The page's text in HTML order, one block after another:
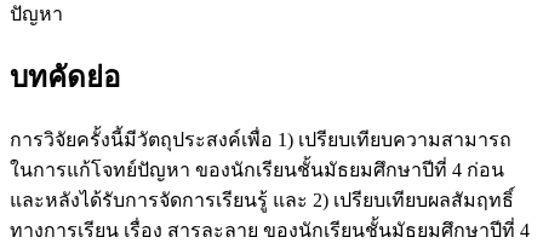
ปัญหา
บทคัดย่อ
การวิจัยครั้งนี้มีวัตถุประสงค์เพื่อ 1) เปรียบเทียบความสามารถ
ในการแก้โจทย์ปัญหา ของนักเรียนชั้นมัธยมศึกษาปีที่ 4 ก่อน
และหลังได้รับการจัดการเรียนรู้ และ 2) เปรียบเทียบผลสัมฤทธิ์
ทางการเรียน เรื่อง สารละลาย ของนักเรียนชั้นมัธยมศึกษาปีที่ 4